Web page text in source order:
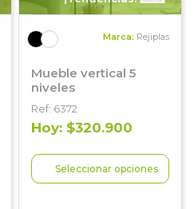
Marca: Rejiplas
Mueble vertical 5
niveles
Ref: 6372
Hoy: $320.900
Seleccionar opciones